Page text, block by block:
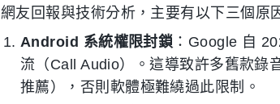
網友回報與技術分析，主要有以下三個原
Android 系統權限封鎖 ：Google 自
流（Call Audio）。這導致許多舊款錄
推薦），否則軟體極難繞過此限制。